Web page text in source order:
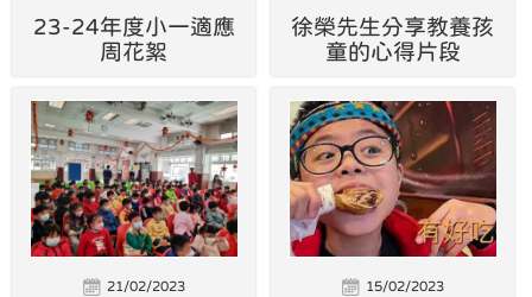
23-24年度小一適應
周花絮
徐榮先生分享教養孩
童的心得片段
21/02/2023 15/02/2023